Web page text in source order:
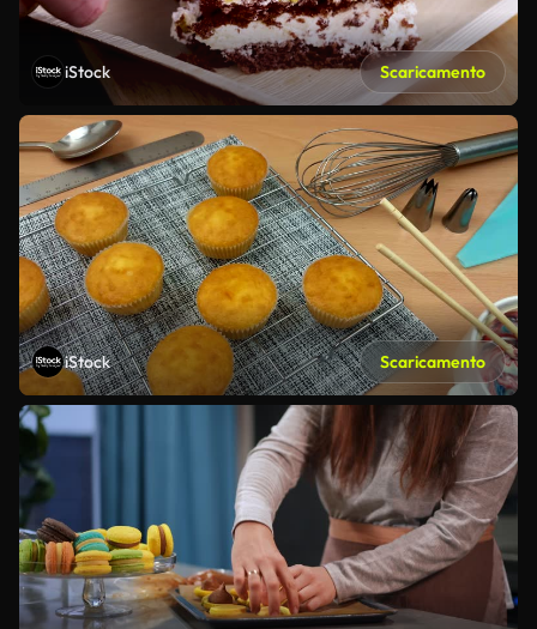
iStock Scaricamento
iStock Scaricamento